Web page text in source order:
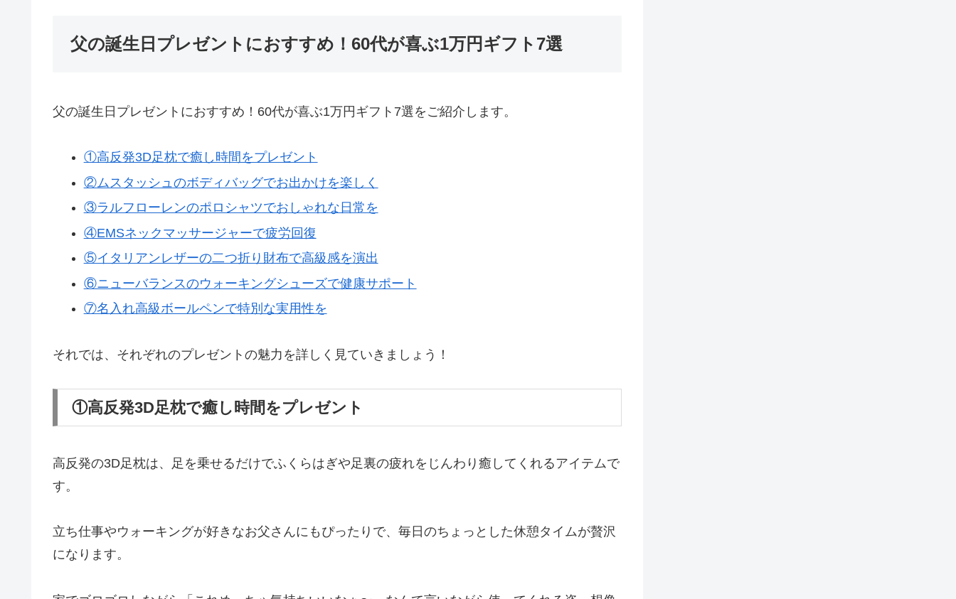
父の誕生日プレゼントにおすすめ！60代が喜ぶ1万円ギフト7選
父の誕生日プレゼントにおすすめ！60代が喜ぶ1万円ギフト7選をご紹介します。
①高反発3D足枕で癒し時間をプレゼント
②ムスタッシュのボディバッグでお出かけを楽しく
③ラルフローレンのポロシャツでおしゃれな日常を
④EMSネックマッサージャーで疲労回復
⑤イタリアンレザーの二つ折り財布で高級感を演出
⑥ニューバランスのウォーキングシューズで健康サポート
⑦名入れ高級ボールペンで特別な実用性を
それでは、それぞれのプレゼントの魅力を詳しく見ていきましょう！
①高反発3D足枕で癒し時間をプレゼント
高反発の3D足枕は、足を乗せるだけでふくらはぎや足裏の疲れをじんわり癒してくれるアイテムで
す。
立ち仕事やウォーキングが好きなお父さんにもぴったりで、毎日のちょっとした休憩タイムが贅沢
になります。